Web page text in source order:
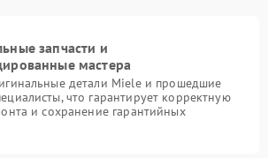
запчасти и
мастера
детали Miele и прошедшие
что гарантирует корректную
и сохранение гарантийных